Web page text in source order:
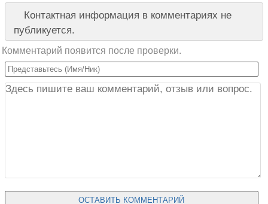
Контактная информация в комментариях не
публикуется.
Комментарий появится после проверки.